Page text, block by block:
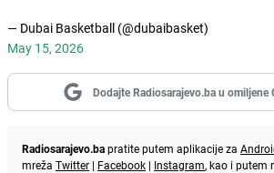
— Dubai Basketball (@dubaibasket)
May 15, 2026
Dodajte Radiosarajevo.ba u omiljene
Radiosarajevo.bapratite putem aplikacije za
mreža Twitter | Facebook | Instagram, kao i putem